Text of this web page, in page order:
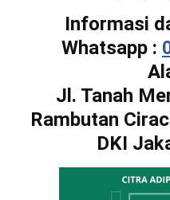
Informasi
Whatsapp :
Jl. Tanah
Rambutan
DKI